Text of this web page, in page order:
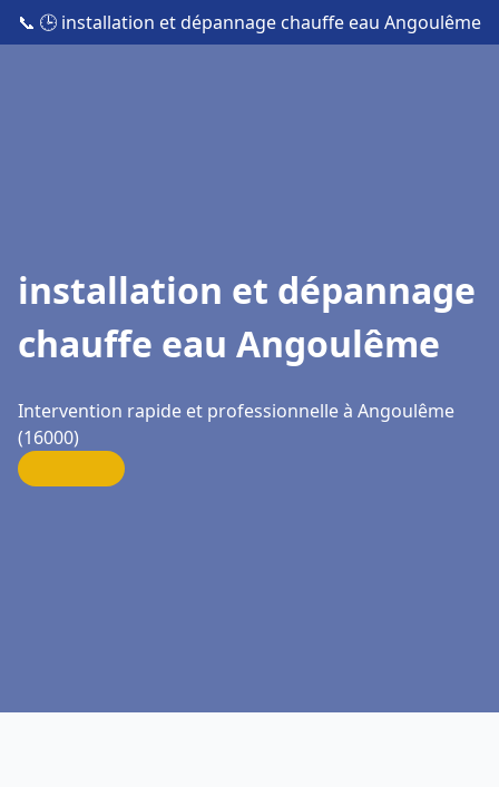
📞 🕒 installation et dépannage chauffe eau Angoulême
installation et dépannage
chauffe eau Angoulême
Intervention rapide et professionnelle à Angoulême
(16000)